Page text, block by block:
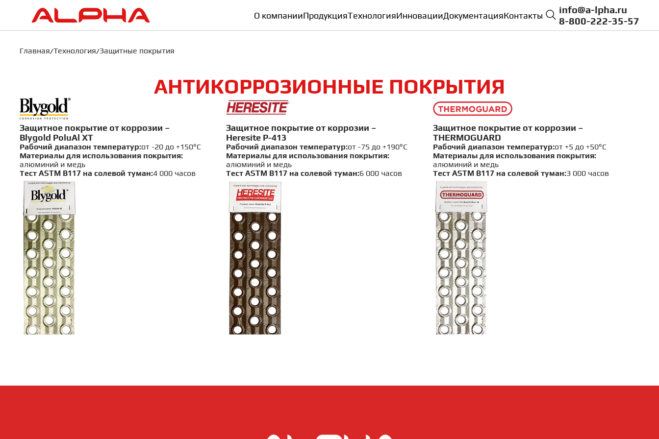
О компанииПродукцияТехнологияИнновацииДокументацияКонтакты
info@a-lpha.ru
8-800-222-35-57
Главная Технология Защитные покрытия
АНТИКОРРОЗИОННЫЕ ПОКРЫТИЯ
Защитное покрытие от коррозии –
Blygold PoluAl XT
Рабочий диапазон температур:от -20 до +150°C
Материалы для использования покрытия:
алюминий и медь
Тест ASTM B117 на солевой туман:4 000 часов
Защитное покрытие от коррозии –
Heresite P-413
Рабочий диапазон температур:от -75 до +190°C
Материалы для использования покрытия:
алюминий и медь
Тест ASTM B117 на солевой туман:6 000 часов
Защитное покрытие от коррозии –
THERMOGUARD
Рабочий диапазон температур:от +5 до +50°C
Материалы для использования покрытия:
алюминий и медь
Тест ASTM B117 на солевой туман:3 000 часов
Бесплатная профессиональная
консультация
Сделайте запрос, и мы свяжемся с вами для консультации
Ваше имя
Ваш телефон
Ваш e-mail
Комментарий